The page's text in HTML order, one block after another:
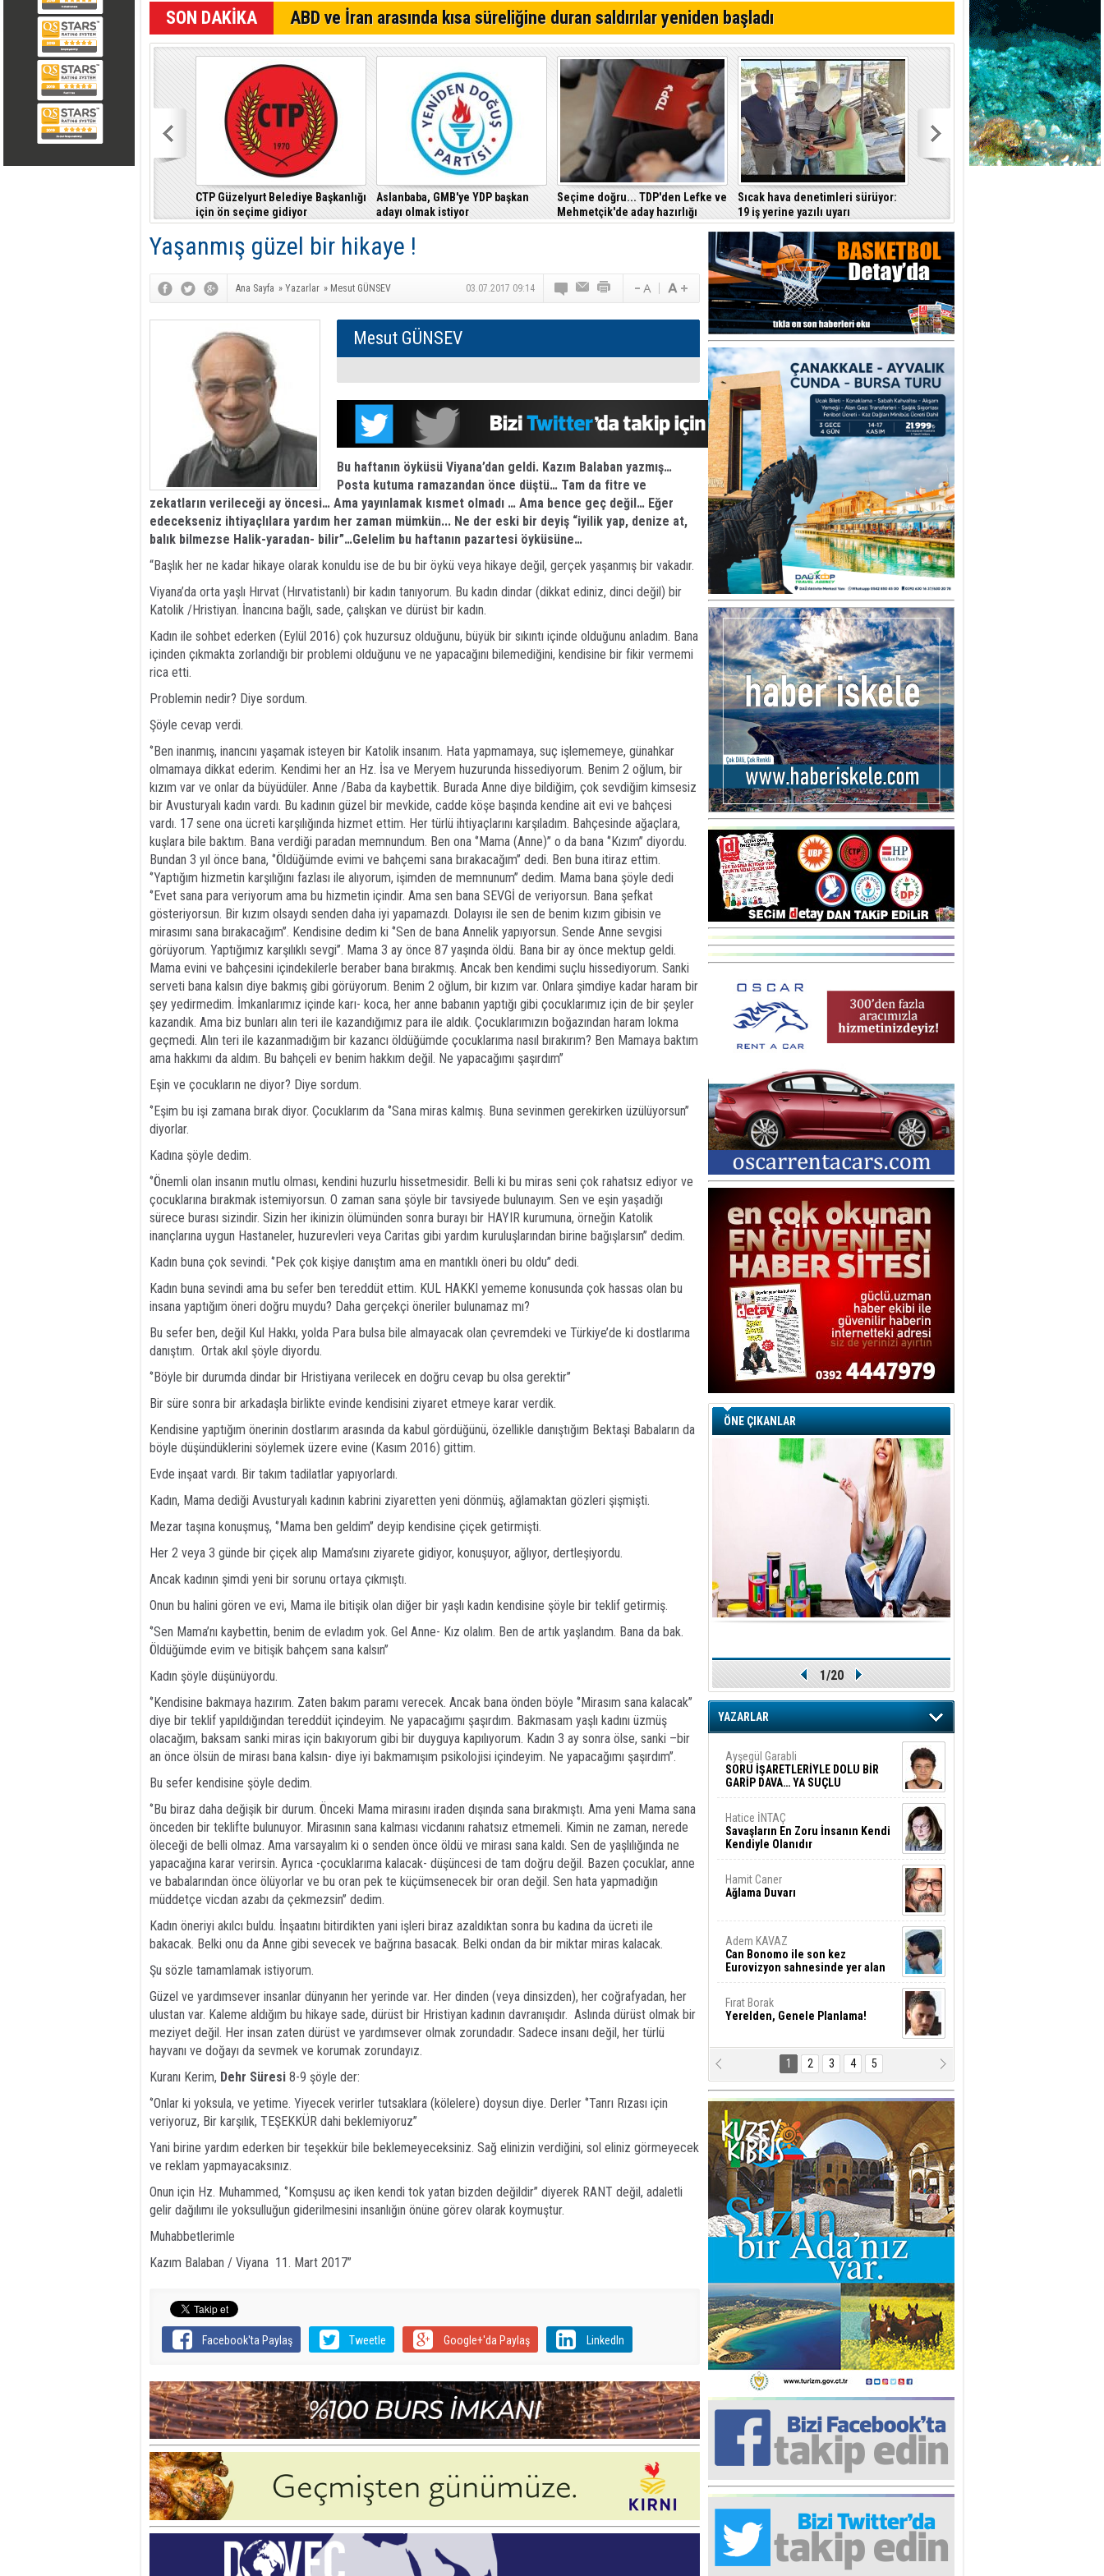
CTP, Cezaevi Disiplin Tüzüğü’nde yapılan değişiklikleri Anayasa
Mahkemesi’ne taşıdı
Girne – Çamlıbel ana yolunda ölümlü kaza… Turan Obalı yaşamını yitirdi
SON DAKİKA ABD ve İran arasında kısa süreliğine duran saldırılar yeniden başladı
CTP Güzelyurt Belediye Başkanlığı
için ön seçime gidiyor
Aslanbaba, GMB'ye YDP başkan
adayı olmak istiyor
Seçime doğru... TDP'den Lefke ve
Mehmetçik'de aday hazırlığı
Sıcak hava denetimleri sürüyor:
19 iş yerine yazılı uyarı
Yaşanmış güzel bir hikaye !
Ana Sayfa » Yazarlar » Mesut GÜNSEV 03.07.2017 09:14
Mesut GÜNSEV
Bu haftanın öyküsü Viyana’dan geldi. Kazım Balaban yazmış…
Posta kutuma ramazandan önce düştü… Tam da fitre ve
zekatların verileceği ay öncesi… Ama yayınlamak kısmet olmadı … Ama bence geç değil… Eğer
edecekseniz ihtiyaçlılara yardım her zaman mümkün... Ne der eski bir deyiş “iyilik yap, denize at,
balık bilmezse Halik-yaradan- bilir”…Gelelim bu haftanın pazartesi öyküsüne…
“Başlık her ne kadar hikaye olarak konuldu ise de bu bir öykü veya hikaye değil, gerçek yaşanmış bir vakadır.
Viyana’da orta yaşlı Hırvat (Hırvatistanlı) bir kadın tanıyorum. Bu kadın dindar (dikkat ediniz, dinci değil) bir
Katolik /Hristiyan. İnancına bağlı, sade, çalışkan ve dürüst bir kadın.
Kadın ile sohbet ederken (Eylül 2016) çok huzursuz olduğunu, büyük bir sıkıntı içinde olduğunu anladım. Bana
içinden çıkmakta zorlandığı bir problemi olduğunu ve ne yapacağını bilemediğini, kendisine bir fikir vermemi
rica etti.
Problemin nedir? Diye sordum.
Şöyle cevap verdi.
‘’Ben inanmış, inancını yaşamak isteyen bir Katolik insanım. Hata yapmamaya, suç işlememeye, günahkar
olmamaya dikkat ederim. Kendimi her an Hz. İsa ve Meryem huzurunda hissediyorum. Benim 2 oğlum, bir
kızım var ve onlar da büyüdüler. Anne /Baba da kaybettik. Burada Anne diye bildiğim, çok sevdiğim kimsesiz
bir Avusturyalı kadın vardı. Bu kadının güzel bir mevkide, cadde köşe başında kendine ait evi ve bahçesi
vardı. 17 sene ona ücreti karşılığında hizmet ettim. Her türlü ihtiyaçlarını karşıladım. Bahçesinde ağaçlara,
kuşlara bile baktım. Bana verdiği paradan memnundum. Ben ona ‘’Mama (Anne)’’ o da bana ‘’Kızım’’ diyordu.
Bundan 3 yıl önce bana, ‘’Öldüğümde evimi ve bahçemi sana bırakacağım’’ dedi. Ben buna itiraz ettim.
‘’Yaptığım hizmetin karşılığını fazlası ile alıyorum, işimden de memnunum’’ dedim. Mama bana şöyle dedi
‘’Evet sana para veriyorum ama bu hizmetin içindir. Ama sen bana SEVGİ de veriyorsun. Bana şefkat
gösteriyorsun. Bir kızım olsaydı senden daha iyi yapamazdı. Dolayısı ile sen de benim kızım gibisin ve
mirasımı sana bırakacağım’’. Kendisine dedim ki ‘’Sen de bana Annelik yapıyorsun. Sende Anne sevgisi
görüyorum. Yaptığımız karşılıklı sevgi’’. Mama 3 ay önce 87 yaşında öldü. Bana bir ay önce mektup geldi.
Mama evini ve bahçesini içindekilerle beraber bana bırakmış. Ancak ben kendimi suçlu hissediyorum. Sanki
serveti bana kalsın diye bakmış gibi görüyorum. Benim 2 oğlum, bir kızım var. Onlara şimdiye kadar haram bir
şey yedirmedim. İmkanlarımız içinde karı- koca, her anne babanın yaptığı gibi çocuklarımız için de bir şeyler
kazandık. Ama biz bunları alın teri ile kazandığımız para ile aldık. Çocuklarımızın boğazından haram lokma
geçmedi. Alın teri ile kazanmadığım bir kazancı öldüğümde çocuklarıma nasıl bırakırım? Ben Mamaya baktım
ama hakkımı da aldım. Bu bahçeli ev benim hakkım değil. Ne yapacağımı şaşırdım’’
Eşin ve çocukların ne diyor? Diye sordum.
‘’Eşim bu işi zamana bırak diyor. Çocuklarım da ‘’Sana miras kalmış. Buna sevinmen gerekirken üzülüyorsun’’
diyorlar.
Kadına şöyle dedim.
‘’Önemli olan insanın mutlu olması, kendini huzurlu hissetmesidir. Belli ki bu miras seni çok rahatsız ediyor ve
çocuklarına bırakmak istemiyorsun. O zaman sana şöyle bir tavsiyede bulunayım. Sen ve eşin yaşadığı
sürece burası sizindir. Sizin her ikinizin ölümünden sonra burayı bir HAYIR kurumuna, örneğin Katolik
inançlarına uygun Hastaneler, huzurevleri veya Caritas gibi yardım kuruluşlarından birine bağışlarsın’’ dedim.
Kadın buna çok sevindi. ‘’Pek çok kişiye danıştım ama en mantıklı öneri bu oldu’’ dedi.
Kadın buna sevindi ama bu sefer ben tereddüt ettim. KUL HAKKI yememe konusunda çok hassas olan bu
insana yaptığım öneri doğru muydu? Daha gerçekçi öneriler bulunamaz mı?
Bu sefer ben, değil Kul Hakkı, yolda Para bulsa bile almayacak olan çevremdeki ve Türkiye’de ki dostlarıma
danıştım. Ortak akıl şöyle diyordu.
‘’Böyle bir durumda dindar bir Hristiyana verilecek en doğru cevap bu olsa gerektir’’
Bir süre sonra bir arkadaşla birlikte evinde kendisini ziyaret etmeye karar verdik.
Kendisine yaptığım önerinin dostlarım arasında da kabul gördüğünü, özellikle danıştığım Bektaşi Babaların da
böyle düşündüklerini söylemek üzere evine (Kasım 2016) gittim.
Evde inşaat vardı. Bir takım tadilatlar yapıyorlardı.
Kadın, Mama dediği Avusturyalı kadının kabrini ziyaretten yeni dönmüş, ağlamaktan gözleri şişmişti.
Mezar taşına konuşmuş, ‘’Mama ben geldim’’ deyip kendisine çiçek getirmişti.
Her 2 veya 3 günde bir çiçek alıp Mama’sını ziyarete gidiyor, konuşuyor, ağlıyor, dertleşiyordu.
Ancak kadının şimdi yeni bir sorunu ortaya çıkmıştı.
Onun bu halini gören ve evi, Mama ile bitişik olan diğer bir yaşlı kadın kendisine şöyle bir teklif getirmiş.
‘’Sen Mama’nı kaybettin, benim de evladım yok. Gel Anne- Kız olalım. Ben de artık yaşlandım. Bana da bak.
Öldüğümde evim ve bitişik bahçem sana kalsın’’
Kadın şöyle düşünüyordu.
‘’Kendisine bakmaya hazırım. Zaten bakım paramı verecek. Ancak bana önden böyle ‘’Mirasım sana kalacak’’
diye bir teklif yapıldığından tereddüt içindeyim. Ne yapacağımı şaşırdım. Bakmasam yaşlı kadını üzmüş
olacağım, baksam sanki miras için bakıyorum gibi bir duyguya kapılıyorum. Kadın 3 ay sonra ölse, sanki –bir
an önce ölsün de mirası bana kalsın- diye iyi bakmamışım psikolojisi içindeyim. Ne yapacağımı şaşırdım’’.
Bu sefer kendisine şöyle dedim.
‘’Bu biraz daha değişik bir durum. Önceki Mama mirasını iraden dışında sana bırakmıştı. Ama yeni Mama sana
önceden bir teklifte bulunuyor. Mirasının sana kalması vicdanını rahatsız etmemeli. Kimin ne zaman, nerede
öleceği de belli olmaz. Ama varsayalım ki o senden önce öldü ve mirası sana kaldı. Sen de yaşlılığında ne
yapacağına karar verirsin. Ayrıca -çocuklarıma kalacak- düşüncesi de tam doğru değil. Bazen çocuklar, anne
ve babalarından önce ölüyorlar ve bu oran pek te küçümsenecek bir oran değil. Sen hata yapmadığın
müddetçe vicdan azabı da çekmezsin’’ dedim.
Kadın öneriyi akılcı buldu. İnşaatını bitirdikten yani işleri biraz azaldıktan sonra bu kadına da ücreti ile
bakacak. Belki onu da Anne gibi sevecek ve bağrına basacak. Belki ondan da bir miktar miras kalacak.
Şu sözle tamamlamak istiyorum.
Güzel ve yardımsever insanlar dünyanın her yerinde var. Her dinden (veya dinsizden), her coğrafyadan, her
ulustan var. Kaleme aldığım bu hikaye sade, dürüst bir Hristiyan kadının davranışıdır. Aslında dürüst olmak bir
meziyet değil. Her insan zaten dürüst ve yardımsever olmak zorundadır. Sadece insanı değil, her türlü
hayvanı ve doğayı da sevmek ve korumak zorundayız.
Kuranı Kerim, Dehr Süresi 8-9 şöyle der:
‘’Onlar ki yoksula, ve yetime. Yiyecek verirler tutsaklara (kölelere) doysun diye. Derler ‘’Tanrı Rızası için
veriyoruz, Bir karşılık, TEŞEKKÜR dahi beklemiyoruz’’
Yani birine yardım ederken bir teşekkür bile beklemeyeceksiniz. Sağ elinizin verdiğini, sol eliniz görmeyecek
ve reklam yapmayacaksınız.
Onun için Hz. Muhammed, ‘’Komşusu aç iken kendi tok yatan bizden değildir’’ diyerek RANT değil, adaletli
gelir dağılımı ile yoksulluğun giderilmesini insanlığın önüne görev olarak koymuştur.
Muhabbetlerimle
Kazım Balaban / Viyana 11. Mart 2017”
Facebook'ta Paylaş Tweetle Google+'da Paylaş LinkedIn
ÖNE ÇIKANLAR
1/20
YAZARLAR
Ayşegül Garabli
SORU İŞARETLERİYLE DOLU BİR
GARİP DAVA… YA SUÇLU
DEĞİLSE???
Hatice İNTAÇ
Savaşların En Zoru İnsanın Kendi
Kendiyle Olanıdır
Hamit Caner
Ağlama Duvarı
Adem KAVAZ
Can Bonomo ile son kez
Eurovizyon sahnesinde yer alan
Türkiye 10 yıl aradan sonra
Fırat Borak
Yerelden, Genele Planlama!
Erkut YILMABAŞAR
Bayrak tartışmaları ve ihalesiz
işler!
Arif Alasya
2015 SONRASI VE AKINCI.
Fatma Baysal
SURLAR İÇİ’NDE KOLAYDIR ÖLMEK
Ediz TUNCEL
Göz göre göre…
Taner ULUTAŞ
İnşallah St. Lois ile Hakkaido
Adası gibi olmayız !...
Ali KİŞMİR
FIRSAT VE KORKU
Turgut ÇALICI
İki Lakırdı da benden!
Yrd. Doç. Ercan HOŞKARA
Yatırım Yapmazsan Var Olamazsın:
Hedefteki Kurum Kıb-Tek
Rana Sarro
Başıma gelen skandal olayı
1 2 3 4 5